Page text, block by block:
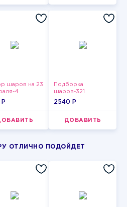
шаров на 23
4
P
Подборка
шаров-321
2540 P
ДОБАВИТЬ
ОТЛИЧНО ПОДОЙДЕТ